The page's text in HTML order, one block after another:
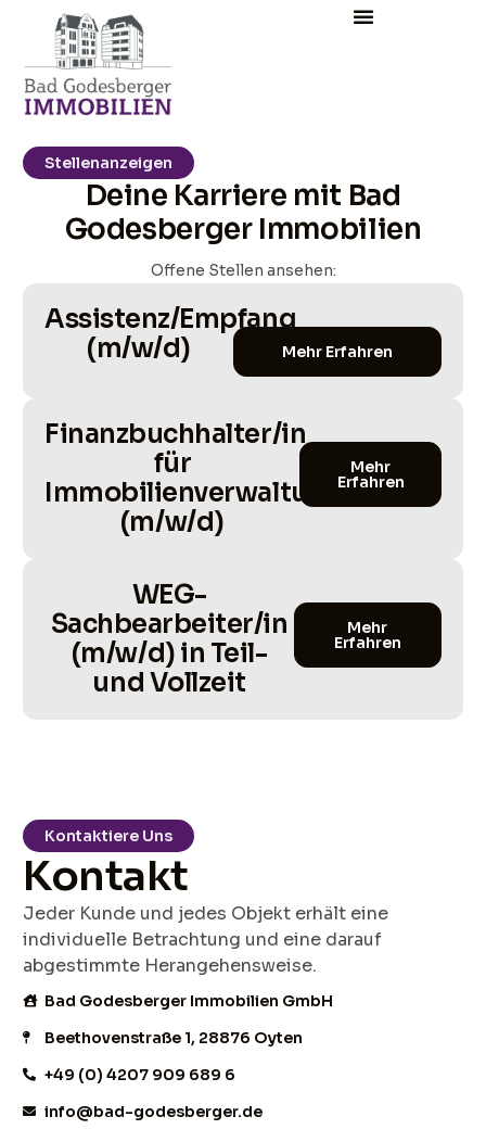
Stellenanzeigen
Deine Karriere mit Bad
Godesberger Immobilien
Offene Stellen ansehen:
Assistenz/Empfang
(m/w/d)​
Mehr Erfahren
Finanzbuchhalter/in
für
Immobilienverwaltung
(m/w/d)
Mehr
Erfahren
WEG-
Sachbearbeiter/in
(m/w/d) in Teil-
und Vollzeit​
Mehr
Erfahren
Kontaktiere Uns
Kontakt
Jeder Kunde und jedes Objekt erhält eine
individuelle Betrachtung und eine darauf
abgestimmte Herangehensweise.
Bad Godesberger Immobilien GmbH
Beethovenstraße 1, 28876 Oyten
+49 (0) 4207 909 689 6
info@bad-godesberger.de